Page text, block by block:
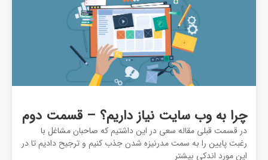
چرا به وب سایت نیاز داریم؟ – قسمت دوم
در قسمت قبلی مقاله سعی در این داشتیم که صاحبان مشاغل با
رغبت پایین را به سمت مدرنیزه شدن جذب کنیم و ترجیح دادیم تا در
این مورد اندکی بیشتر